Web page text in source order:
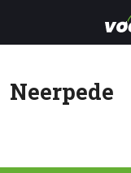
Neerpede